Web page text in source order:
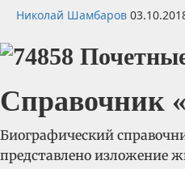
Николай Шамбаров
Справочник
Биографический
представлено изложение